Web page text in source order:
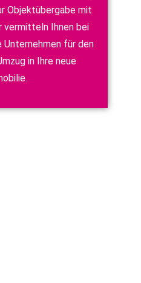
Objektübergabe mit
vermitteln Ihnen bei
für den
in Ihre neue